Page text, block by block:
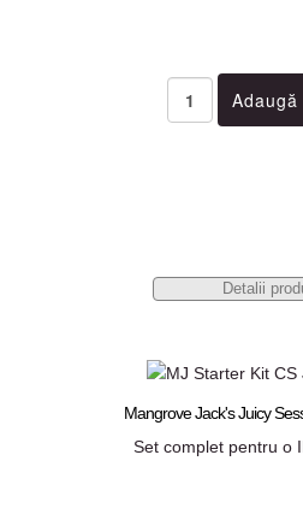
Detalii
Mangrove Jack's Juicy
Set complet pentru o